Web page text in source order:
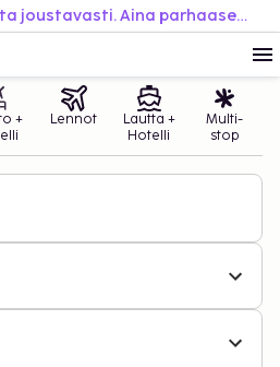
Varaa helposti. Matkusta joustavasti. Aina parhaaseen hintaan.
+
Lennot
Lautta +
Hotelli
Multi-
stop